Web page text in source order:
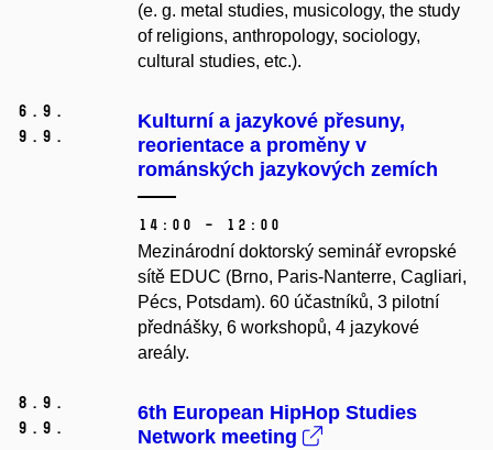
(e. g. metal studies, musicology, the study
of religions, anthropology, sociology,
cultural studies, etc.).
6. 9.
9. 9.
Kulturní a jazykové přesuny,
reorientace a proměny v
románských jazykových zemích
14:00 – 12:00
Mezinárodní doktorský seminář evropské
sítě EDUC (Brno, Paris-Nanterre, Cagliari,
Pécs, Potsdam). 60 účastníků, 3 pilotní
přednášky, 6 workshopů, 4 jazykové
areály.
8. 9.
9. 9.
6th European HipHop Studies
Network meeting